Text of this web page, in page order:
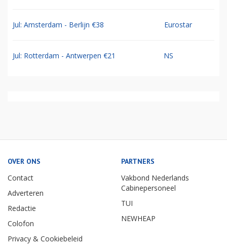
Jul: Amsterdam - Berlijn €38 Eurostar
Jul: Rotterdam - Antwerpen €21 NS
OVER ONS
Contact
Adverteren
Redactie
Colofon
Privacy & Cookiebeleid
PARTNERS
Vakbond Nederlands
Cabinepersoneel
TUI
NEWHEAP